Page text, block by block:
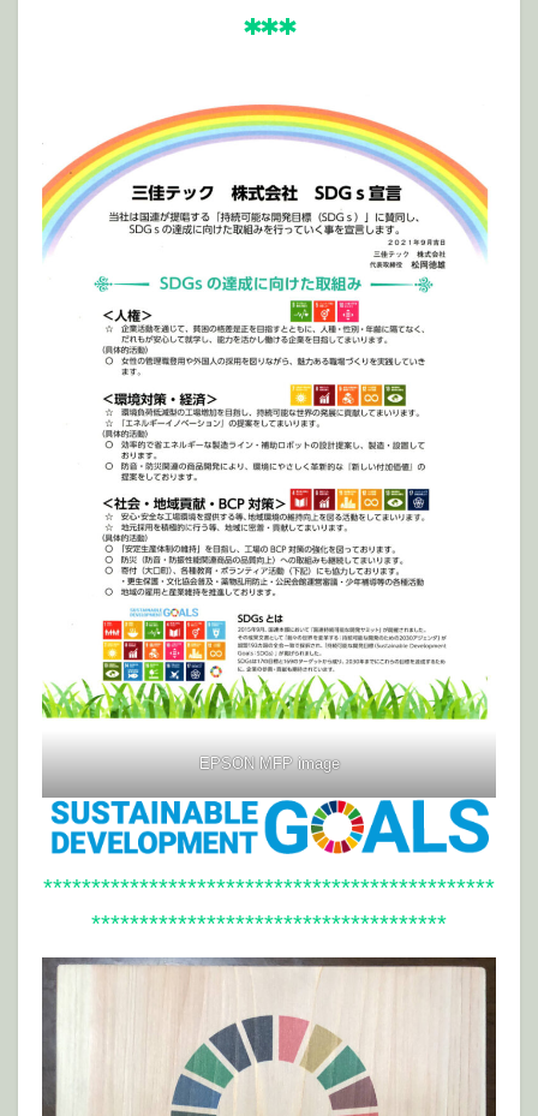
***
EPSON MFP image
***********************************************
*************************************